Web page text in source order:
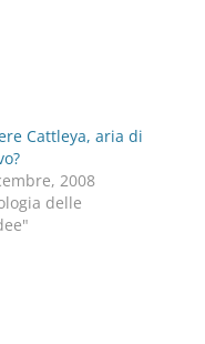
Cattleya, aria di
2008
delle